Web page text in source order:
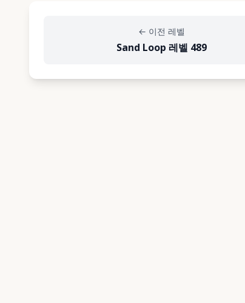
← 이전 레벨
Sand Loop 레벨 489